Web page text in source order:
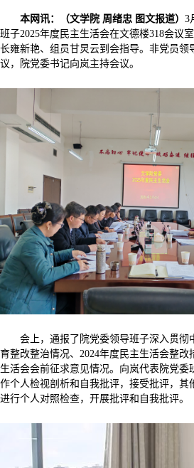
本网讯：（文学院 周绪忠 图文报道） 3
班子2025年度民主生活会在文德楼318会议
长雍新艳、组员甘炅云到会指导。非党员领
议，院党委书记向岚主持会议。
会上，通报了院党委领导班子深入贯彻
育整改整治情况、2024年度民主生活会整改
生活会会前征求意见情况。向岚代表院党委
作个人检视剖析和自我批评，接受批评，其
进行个人对照检查，开展批评和自我批评。